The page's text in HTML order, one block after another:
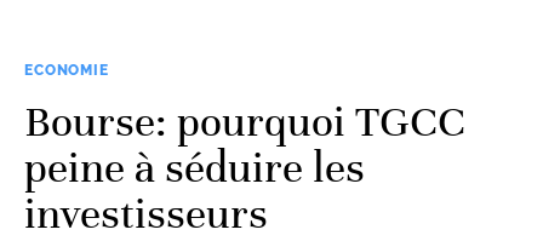
ECONOMIE
Bourse: pourquoi TGCC
peine à séduire les
investisseurs